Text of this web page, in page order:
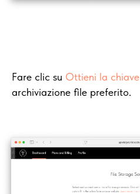
Fare clic su Ottieni la chiave
archiviazione file preferito.